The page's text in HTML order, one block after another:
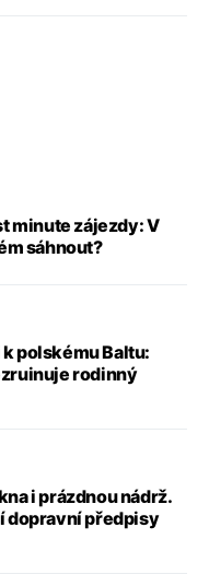
minute zájezdy: V
sáhnout?
polskému Baltu:
rodinný
i prázdnou nádrž.
dopravní předpisy